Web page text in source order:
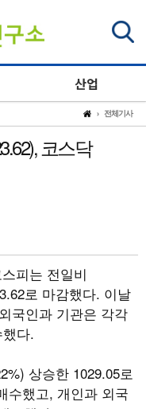
산업
전체기사
코스닥
피는 전일비
로 마감했다. 이날
국인과 기관은 각각
다.
상승한 1029.05로
수했고, 개인과 외국
검색